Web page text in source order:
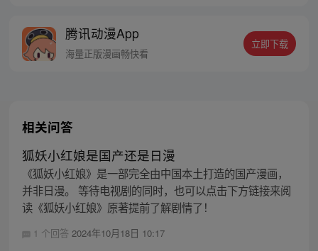
腾讯动漫App
海量正版漫画畅快看
立即下载
相关问答
狐妖小红娘是国产还是日漫
《狐妖小红娘》是一部完全由中国本土打造的国产漫画，
并非日漫。 等待电视剧的同时，也可以点击下方链接来阅
读《狐妖小红娘》原著提前了解剧情了！
1 个回答 2024年10月18日 10:17